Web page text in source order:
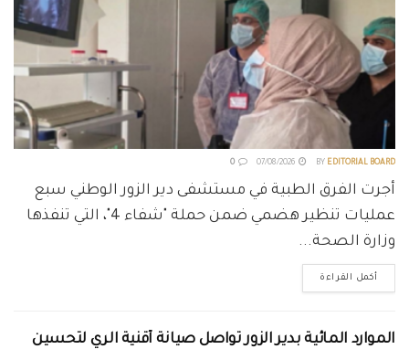
BY EDITORIAL BOARD
أجرت الفرق الطبية في مستشفى دير الزور الوطني سبع
عمليات تنظير هضمي ضمن حملة "شفاء 4"، التي تنفذها
وزارة الصحة...
أكمل القراءة
الموارد المائية بدير الزور تواصل صيانة أقنية الري لتحسين